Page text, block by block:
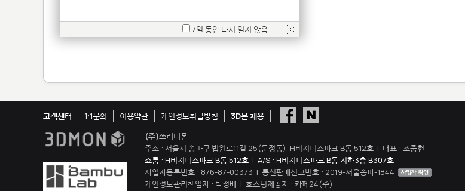
고객센터 1:1문의 이용약관 개인정보취급방침
3D몬 채용
(주)쓰리디몬
주소 : 서울시 송파구 법원로11길 25(문정동), H비지니스파크 B동 512호 | 대표 : 조중현
쇼룸 : H비지니스파크 B동 512호 | A/S : H비지니스파크 B동 지하3층 B307호
사업자등록번호 : 876-87-00373 | 통신판매신고번호 : 2019-서울송파-1844
개인정보관리책임자 : 박정배 | 호스팅제공자 : 카페24(주)
7일 동안 다시 열지 않음